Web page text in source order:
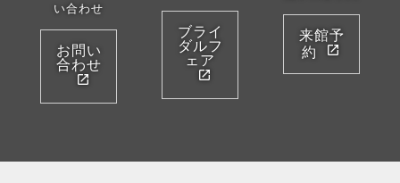
い合わせ
お問い
合わせ
ブライ
ダルフ
ェア
来館予
約